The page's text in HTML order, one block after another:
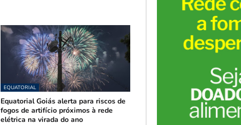
EQUATORIAL
Equatorial Goiás alerta para riscos de
fogos de artifício próximos à rede
elétrica na virada do ano